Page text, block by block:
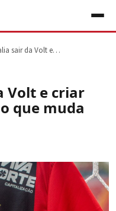
sair da Volt e…
Volt e criar
que muda